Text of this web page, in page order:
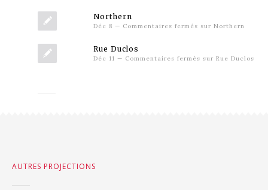
Northern
Déc 8 — Commentaires fermés sur Northern
Rue Duclos
Déc 11 — Commentaires fermés sur Rue Duclos
AUTRES PROJECTIONS